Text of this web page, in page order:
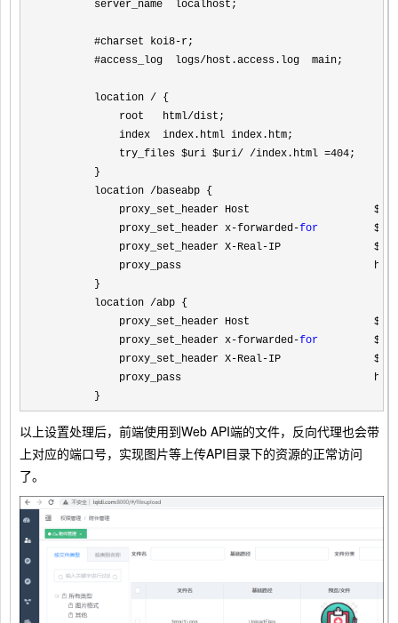
        server_name  localhost;
        #charset koi8
-r;
        #access_log  logs
        location
/ {
            root   html
            index  index.html index.htm;
            try_files $uri $uri
        }
        location
/baseabp {
proxy_set_header Host
            proxy_set_header x
-forwarded-for
            proxy_set_header X
-Real-IP
proxy_pass
        }
        location
/abp {
proxy_set_header Host
            proxy_set_header x
-forwarded-for
            proxy_set_header X
-Real-IP
proxy_pass
        }
以上设置处理后，前端使用到Web API端的文件，反向代理也会带
上对应的端口号，实现图片等上传API目录下的资源的正常访问
了。